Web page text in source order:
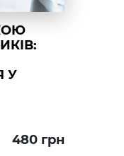
У
480грн